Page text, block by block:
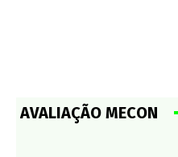
AVALIAÇÃO MECON